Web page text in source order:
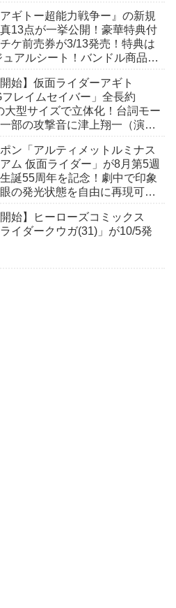
ギトー超能力戦争ー』の新規
13点が一挙公開！豪華特典付
ケ前売券が3/13発売！特典は
ュアルシート！バンドル商品付
開始】仮面ライダーアギト
フレイムセイバー」全長約
大型サイズで立体化！台詞モー
一部の攻撃音に津上翔一（演：
ン「アルティメットルミナス
ム 仮面ライダー」が8月第5週
誕55周年を記念！劇中で印象
の発光状態を自由に再現可
開始】ヒーローズコミックス
ライダークウガ(31)」が10/5発